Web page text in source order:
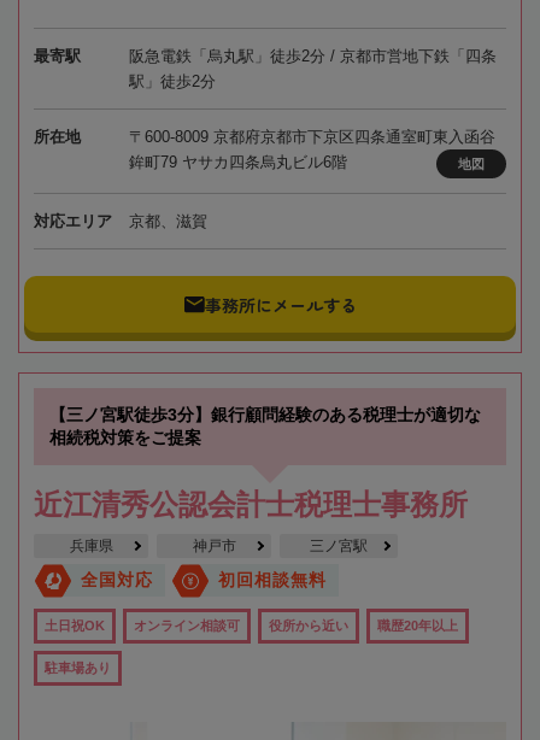
最寄駅
阪急電鉄「烏丸駅」徒歩2分 / 京都市営地下鉄「四条
駅」徒歩2分
所在地
〒600-8009 京都府京都市下京区四条通室町東入函谷
鉾町79 ヤサカ四条烏丸ビル6階
地図
対応エリア 京都、滋賀
事務所にメールする
【三ノ宮駅徒歩3分】銀行顧問経験のある税理士が適切な
相続税対策をご提案
近江清秀公認会計士税理士事務所
兵庫県 神戸市 三ノ宮駅
全国対応 初回相談無料
土日祝OK オンライン相談可 役所から近い 職歴20年以上
駐車場あり